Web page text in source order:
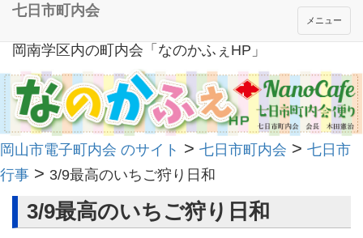
岡南学区内の町内会「なのかふぇHP」
メニュー
七日市町内会
岡山市電子町内会 のサイト > 七日市町内会 > 七日市
行事 > 3/9最高のいちご狩り日和
3/9最高のいちご狩り日和